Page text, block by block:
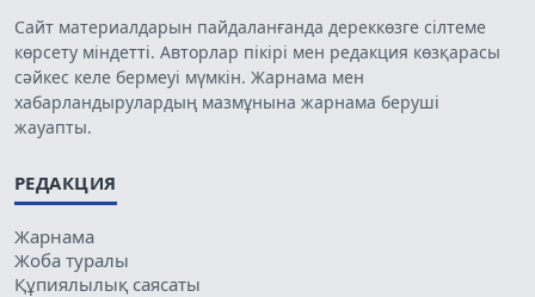
Сайт материалдарын пайдаланғанда дереккөзге сілтеме
көрсету міндетті. Авторлар пікірі мен редакция көзқарасы
сәйкес келе бермеуі мүмкін. Жарнама мен
хабарландырулардың мазмұнына жарнама беруші
жауапты.
РЕДАКЦИЯ
Жарнама
Жоба туралы
Құпиялылық саясаты